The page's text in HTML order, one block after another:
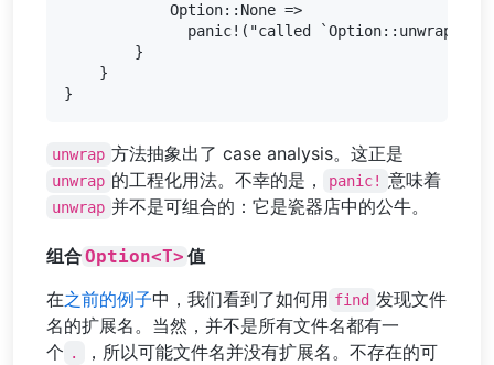
            Option::None =>
panic!("called `Option::unwrap()`
        }
    }
unwrap 方法抽象出了 case analysis。这正是
unwrap 的工程化用法。不幸的是， panic! 意味着
unwrap 并不是可组合的：它是瓷器店中的公牛。
组合Option<T> 值
在之前的例子中，我们看到了如何用 find 发现文件
名的扩展名。当然，并不是所有文件名都有一
个 .
，所以可能文件名并没有扩展名。不存在的可